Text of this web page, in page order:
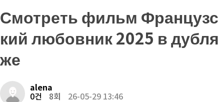
Смотреть фильм Французс
кий любовник 2025 в дубля
же
alena
0건 8회 26-05-29 13:46